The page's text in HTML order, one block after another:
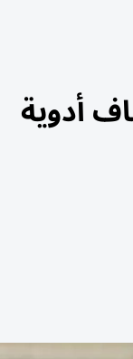
أدوية